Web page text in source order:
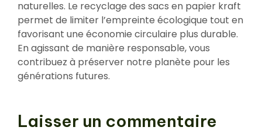
naturelles. Le recyclage des sacs en papier kraft
permet de limiter l’empreinte écologique tout en
favorisant une économie circulaire plus durable.
En agissant de manière responsable, vous
contribuez à préserver notre planète pour les
générations futures.
Laisser un commentaire